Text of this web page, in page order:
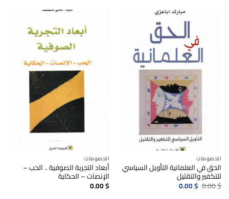
الخصومات
الحق في العلمانية التأويل السياسي
للتكفير والتقتيل
0.00$ السعر
الأصلي
0.00$ السعر
الحالي
الخصومات
أبعاد التجربة الصوفية .. الحب –
الإنصات – الحكاية
0.00$